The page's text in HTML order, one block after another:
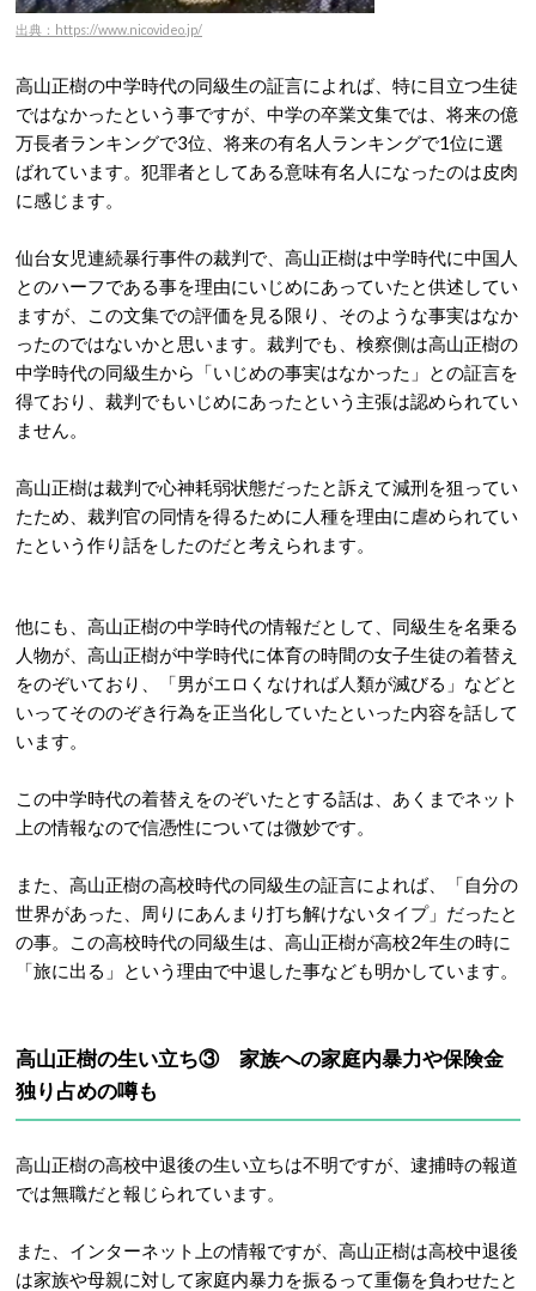
出典：https://www.nicovideo.jp/
高山正樹の中学時代の同級生の証言によれば、特に目立つ生徒
ではなかったという事ですが、中学の卒業文集では、将来の億
万長者ランキングで3位、将来の有名人ランキングで1位に選
ばれています。犯罪者としてある意味有名人になったのは皮肉
に感じます。
仙台女児連続暴行事件の裁判で、高山正樹は中学時代に中国人
とのハーフである事を理由にいじめにあっていたと供述してい
ますが、この文集での評価を見る限り、そのような事実はなか
ったのではないかと思います。裁判でも、検察側は高山正樹の
中学時代の同級生から「いじめの事実はなかった」との証言を
得ており、裁判でもいじめにあったという主張は認められてい
ません。
高山正樹は裁判で心神耗弱状態だったと訴えて減刑を狙ってい
たため、裁判官の同情を得るために人種を理由に虐められてい
たという作り話をしたのだと考えられます。
他にも、高山正樹の中学時代の情報だとして、同級生を名乗る
人物が、高山正樹が中学時代に体育の時間の女子生徒の着替え
をのぞいており、「男がエロくなければ人類が滅びる」などと
いってそののぞき行為を正当化していたといった内容を話して
います。
この中学時代の着替えをのぞいたとする話は、あくまでネット
上の情報なので信憑性については微妙です。
また、高山正樹の高校時代の同級生の証言によれば、「自分の
世界があった、周りにあんまり打ち解けないタイプ」だったと
の事。この高校時代の同級生は、高山正樹が高校2年生の時に
「旅に出る」という理由で中退した事なども明かしています。
高山正樹の生い立ち③ 家族への家庭内暴力や保険金
独り占めの噂も
高山正樹の高校中退後の生い立ちは不明ですが、逮捕時の報道
では無職だと報じられています。
また、インターネット上の情報ですが、高山正樹は高校中退後
は家族や母親に対して家庭内暴力を振るって重傷を負わせたと